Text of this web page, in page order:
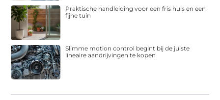
Praktische handleiding voor een fris huis en een
fijne tuin
Slimme motion control begint bij de juiste
lineaire aandrijvingen te kopen